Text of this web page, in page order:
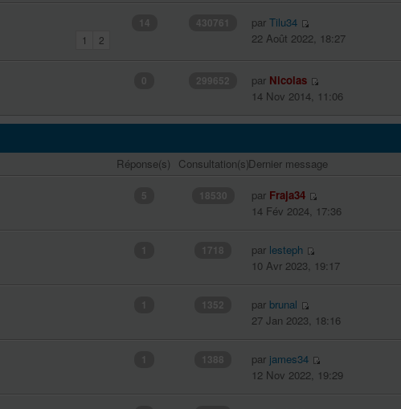
1 2
14 430761 parTilu34
22 Août 2022, 18:27
0 299652 par Nicolas
14 Nov 2014, 11:06
Réponse(s) Consultation(s)Dernier message
5 18530 par Fraja34
14 Fév 2024, 17:36
1 1718 par lesteph
10 Avr 2023, 19:17
1 1352 par brunal
27 Jan 2023, 18:16
1 1388 par james34
12 Nov 2022, 19:29